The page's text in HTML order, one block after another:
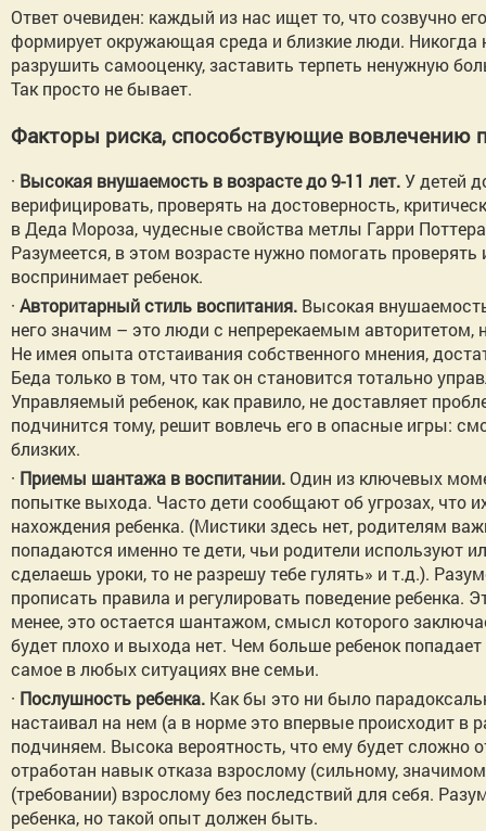
Ответ очевиден: каждый из нас ищет то, что созвучно
формирует окружающая среда и близкие люди. Никогда
разрушить самооценку, заставить терпеть ненужную
Так просто не бывает.
Факторы риска, способствующие вовлечению
· Высокая внушаемость в возрасте до 9-11 лет.У детей
верифицировать, проверять на достоверность,
в Деда Мороза, чудесные свойства метлы Гарри Поттера
Разумеется, в этом возрасте нужно помогать
воспринимает ребенок.
· Авторитарный стиль воспитания. Высокая
него значим – это люди с непререкаемым авторитетом,
Не имея опыта отстаивания собственного мнения,
Беда только в том, что так он становится тотально
Управляемый ребенок, как правило, не доставляет
подчинится тому, решит вовлечь его в опасные игры:
близких.
· Приемы шантажа в воспитании. Один из ключевых
попытке выхода. Часто дети сообщают об угрозах, что
нахождения ребенка. (Мистики здесь нет, родителям
попадаются именно те дети, чьи родители используют
сделаешь уроки, то не разрешу тебе гулять» и т.д.).
прописать правила и регулировать поведение ребенка.
менее, это остается шантажом, смысл которого
будет плохо и выхода нет. Чем больше ребенок
самое в любых ситуациях вне семьи.
· Послушность ребенка. Как бы это ни было
настаивал на нем (а в норме это впервые происходит в
подчиняем. Высока вероятность, что ему будет сложно
отработан навык отказа взрослому (сильному,
(требовании) взрослому без последствий для себя.
ребенка, но такой опыт должен быть.